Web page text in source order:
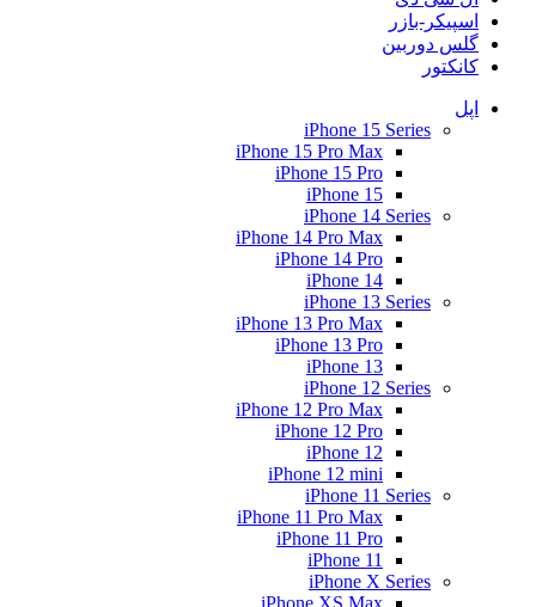
اسپیکر-بازر
گلس دوربین
کانکتور
اپل
iPhone 15 Series
iPhone 15 Pro Max
iPhone 15 Pro
iPhone 15
iPhone 14 Series
iPhone 14 Pro Max
iPhone 14 Pro
iPhone 14
iPhone 13 Series
iPhone 13 Pro Max
iPhone 13 Pro
iPhone 13
iPhone 12 Series
iPhone 12 Pro Max
iPhone 12 Pro
iPhone 12
iPhone 12 mini
iPhone 11 Series
iPhone 11 Pro Max
iPhone 11 Pro
iPhone 11
iPhone X Series